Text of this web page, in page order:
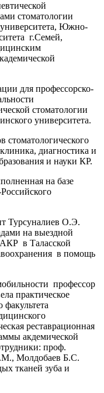
стоматологии
университета, Южно-
г.Семей,
для профессорско-
стоматологии
университета.
стоматологического
диагностика и
и науки КР.
на базе
Турсуналиев О.Э.
на выездной
в Таласской
в помощь
профессор
практическое
факультета
реставрационная
акдемической
проф.
Молдобаев Б.С.
тканей зуба и